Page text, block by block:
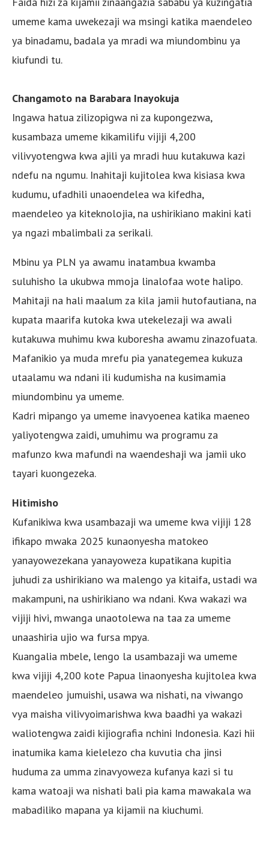
umeme kama uwekezaji wa msingi katika maendeleo
ya binadamu, badala ya mradi wa miundombinu ya
kiufundi tu.
Changamoto na Barabara Inayokuja
Ingawa hatua zilizopigwa ni za kupongezwa,
kusambaza umeme kikamilifu vijiji 4,200
vilivyotengwa kwa ajili ya mradi huu kutakuwa kazi
ndefu na ngumu. Inahitaji kujitolea kwa kisiasa kwa
kudumu, ufadhili unaoendelea wa kifedha,
maendeleo ya kiteknolojia, na ushirikiano makini kati
ya ngazi mbalimbali za serikali.
Mbinu ya PLN ya awamu inatambua kwamba
suluhisho la ukubwa mmoja linalofaa wote halipo.
Mahitaji na hali maalum za kila jamii hutofautiana, na
kupata maarifa kutoka kwa utekelezaji wa awali
kutakuwa muhimu kwa kuboresha awamu zinazofuata.
Mafanikio ya muda mrefu pia yanategemea kukuza
utaalamu wa ndani ili kudumisha na kusimamia
miundombinu ya umeme.
Kadri mipango ya umeme inavyoenea katika maeneo
yaliyotengwa zaidi, umuhimu wa programu za
mafunzo kwa mafundi na waendeshaji wa jamii uko
tayari kuongezeka.
Hitimisho
Kufanikiwa kwa usambazaji wa umeme kwa vijiji 128
ifikapo mwaka 2025 kunaonyesha matokeo
yanayowezekana yanayoweza kupatikana kupitia
juhudi za ushirikiano wa malengo ya kitaifa, ustadi wa
makampuni, na ushirikiano wa ndani. Kwa wakazi wa
vijiji hivi, mwanga unaotolewa na taa za umeme
unaashiria ujio wa fursa mpya.
Kuangalia mbele, lengo la usambazaji wa umeme
kwa vijiji 4,200 kote Papua linaonyesha kujitolea kwa
maendeleo jumuishi, usawa wa nishati, na viwango
vya maisha vilivyoimarishwa kwa baadhi ya wakazi
waliotengwa zaidi kijiografia nchini Indonesia. Kazi hii
inatumika kama kielelezo cha kuvutia cha jinsi
huduma za umma zinavyoweza kufanya kazi si tu
kama watoaji wa nishati bali pia kama mawakala wa
mabadiliko mapana ya kijamii na kiuchumi.